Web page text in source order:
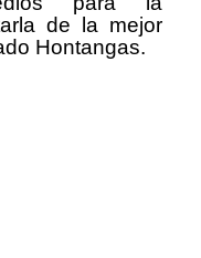
de la mejor
Hontangas.